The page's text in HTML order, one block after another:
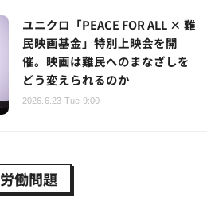
ユニクロ「PEACE FOR ALL × 難
民映画基金」特別上映会を開
催。映画は難民へのまなざしを
どう変えられるのか
2026.6.23 Tue 9:00
労働問題